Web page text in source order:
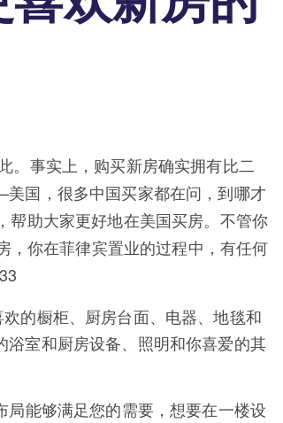
。事实上，购买新房确实拥有比二
国，很多中国买家都在问，到哪才
帮助大家更好地在美国买房。不管你
，你在菲律宾置业的过程中，有任何
的橱柜、厨房台面、电器、地毯和
室和厨房设备、照明和你喜爱的其
能够满足您的需要，想要在一楼设